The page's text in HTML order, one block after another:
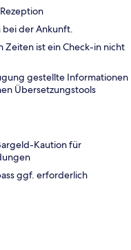
der Ankunft.
ist ein Check-in nicht
gestellte Informationen
Übersetzungstools
Kaution für
ggf. erforderlich